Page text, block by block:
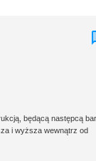
będącą następcą
i wyższa wewnątrz od